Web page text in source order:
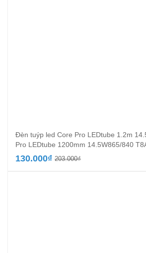
Đèn tuýp led Core Pro LEDtube 1.2m
Pro LEDtube 1200mm 14.5W865/840
203.000₫Giá
130.000₫
Giá